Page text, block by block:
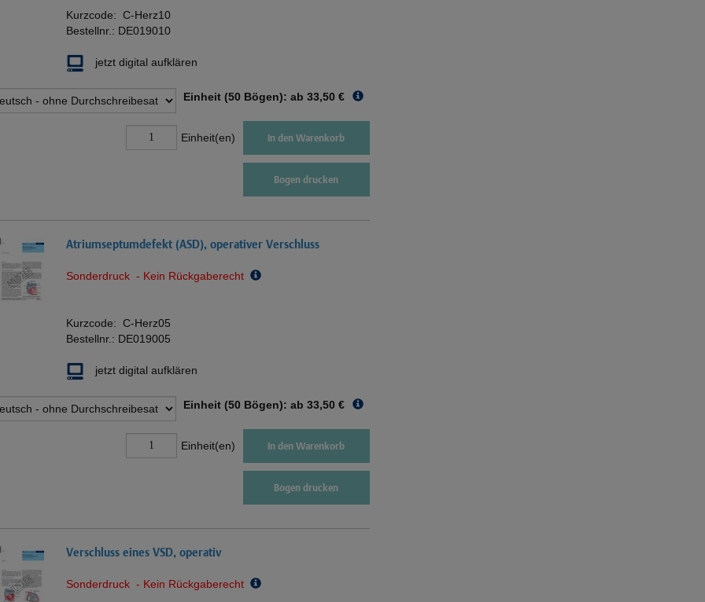
Kurzcode: C-Herz10
Bestellnr.: DE019010
jetzt digital aufklären
Einheit (50 Bögen): ab 33,50 €
Einheit(en) In den Warenkorb
Bogen drucken
Atriumseptumdefekt (ASD), operativer Verschluss
Sonderdruck - Kein Rückgaberecht
Kurzcode: C-Herz05
Bestellnr.: DE019005
jetzt digital aufklären
Einheit (50 Bögen): ab 33,50 €
Einheit(en) In den Warenkorb
Bogen drucken
Verschluss eines VSD, operativ
Sonderdruck - Kein Rückgaberecht